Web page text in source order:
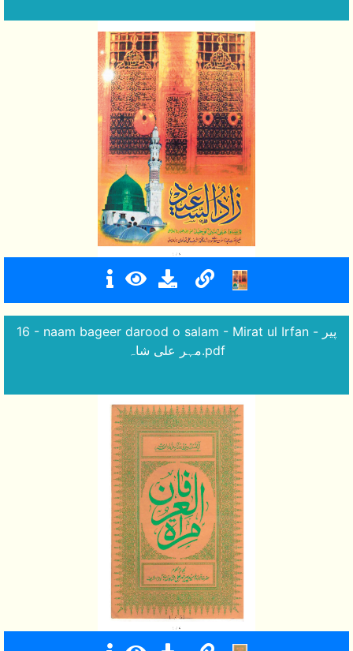
16 - naam bageer darood o salam - Mirat ul Irfan - پیر
مہر علی شاہ.pdf